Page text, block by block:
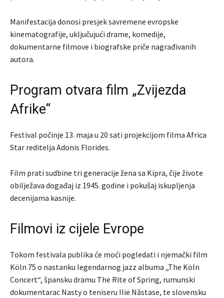
Manifestacija donosi presjek savremene evropske
kinematografije, uključujući drame, komedije,
dokumentarne filmove i biografske priče nagrađivanih
autora.
Program otvara film „Zvijezda
Afrike“
Festival počinje 13. maja u 20 sati projekcijom filma Africa
Star reditelja Adonis Florides.
Film prati sudbine tri generacije žena sa Kipra, čije živote
obilježava događaj iz 1945. godine i pokušaj iskupljenja
decenijama kasnije.
Filmovi iz cijele Evrope
Tokom festivala publika će moći pogledati i njemački film
Köln 75 o nastanku legendarnog jazz albuma „The Köln
Concert“, špansku dramu The Rite of Spring, rumunski
dokumentarac Nastyo teniseru Ilie Năstase, te slovensku